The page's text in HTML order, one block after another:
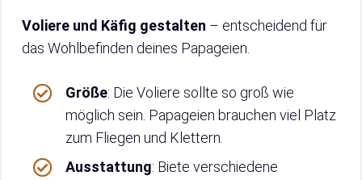
Voliere und Käfig gestalten – entscheidend für
das Wohlbefinden deines Papageien.
Größe: Die Voliere sollte so groß wie
möglich sein. Papageien brauchen viel Platz
zum Fliegen und Klettern.
Ausstattung: Biete verschiedene